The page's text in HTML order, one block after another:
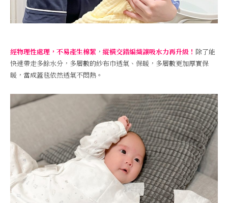
經物理性處理，不易產生棉絮 ， 縱橫交錯編織讓吸水力再升級！ 除了能
快速帶走多餘水分，多層數的紗布巾透氣、保暖，多層數更加厚實保
暖，當成蓋毯依然透氣不悶熱。